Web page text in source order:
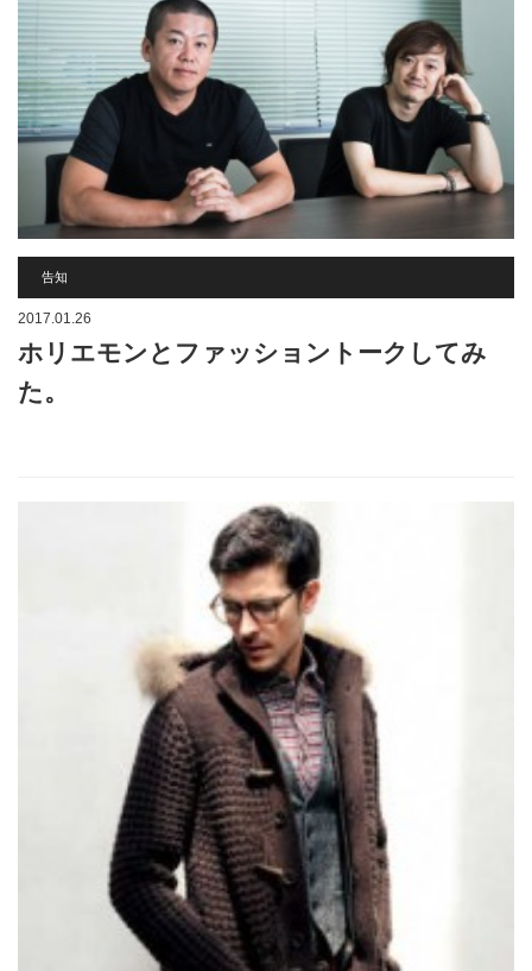
告知
2017.01.26
ホリエモンとファッショントークしてみ
た。